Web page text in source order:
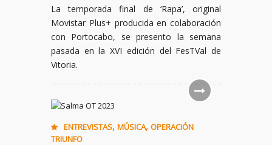
La temporada final de ‘Rapa’, original
Movistar Plus+ producida en colaboración
con Portocabo, se presento la semana
pasada en la XVI edición del FesTVal de
Vitoria.
ENTREVISTAS, MÚSICA, OPERACIÓN
TRIUNFO